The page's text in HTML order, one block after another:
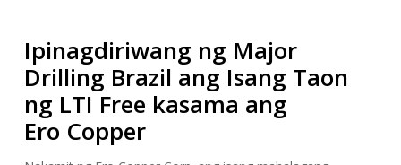
Ipinagdiriwang ng Major
Drilling Brazil ang Isang Taon
ng LTI Free kasama ang
Ero Copper